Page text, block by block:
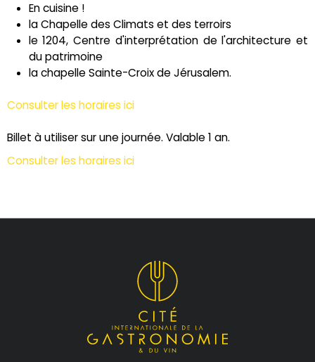
En cuisine !
la Chapelle des Climats et des terroirs
le 1204, Centre d'interprétation de l'architecture et
du patrimoine
la chapelle Sainte-Croix de Jérusalem.
Consulter les horaires ici
Billet à utiliser sur une journée. Valable 1 an.
Consulter les horaires ici